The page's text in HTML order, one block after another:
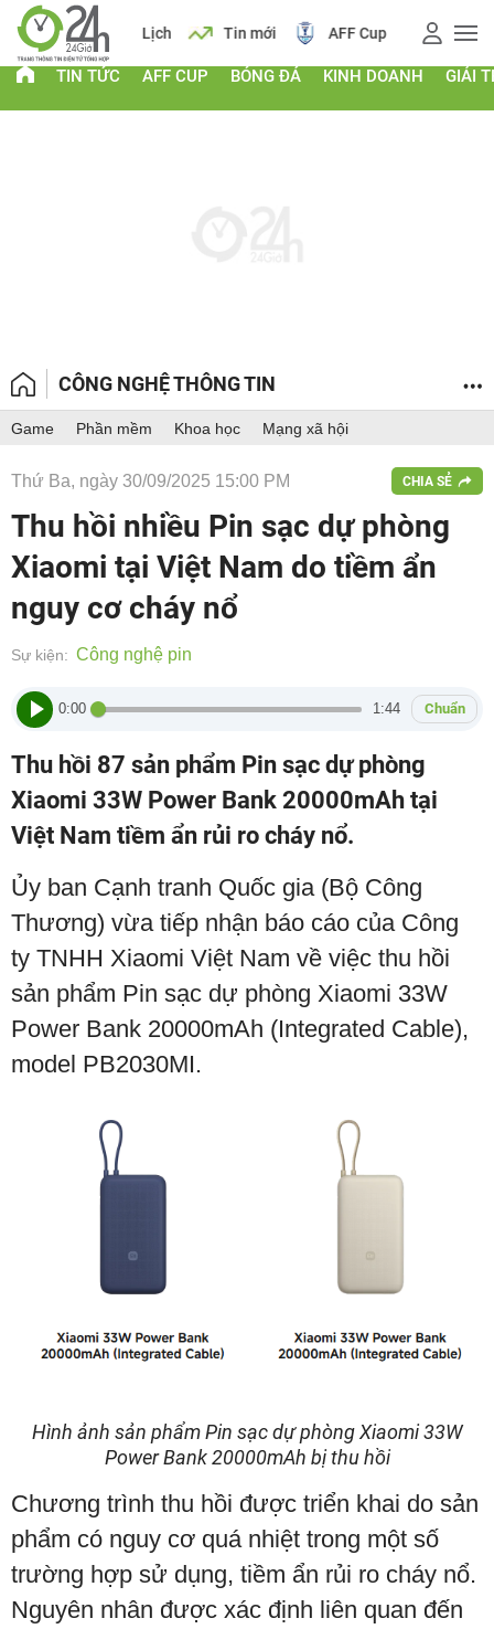
Lịch Tin mới AFF Cup Giá vàng
TIN TỨC AFF CUP BÓNG ĐÁ KINH DOANH GIẢI
CÔNG NGHỆ THÔNG TIN
Game Phần mềm Khoa học Mạng xã hội
Thứ Ba, ngày 30/09/2025 15:00 PM CHIA SẺ
Thu hồi nhiều Pin sạc dự phòng
Xiaomi tại Việt Nam do tiềm ẩn
nguy cơ cháy nổ
Sự kiện: Công nghệ pin
0:00 1:44 Chuẩn
Thu hồi 87 sản phẩm Pin sạc dự phòng
Xiaomi 33W Power Bank 20000mAh tại
Việt Nam tiềm ẩn rủi ro cháy nổ.
Ủy ban Cạnh tranh Quốc gia (Bộ Công
Thương) vừa tiếp nhận báo cáo của Công
ty TNHH Xiaomi Việt Nam về việc thu hồi
sản phẩm Pin sạc dự phòng Xiaomi 33W
Power Bank 20000mAh (Integrated Cable),
model PB2030MI.
Hình ảnh sản phẩm Pin sạc dự phòng Xiaomi 33W
Power Bank 20000mAh bị thu hồi
Chương trình thu hồi được triển khai do sản
phẩm có nguy cơ quá nhiệt trong một số
trường hợp sử dụng, tiềm ẩn rủi ro cháy nổ.
Nguyên nhân được xác định liên quan đến